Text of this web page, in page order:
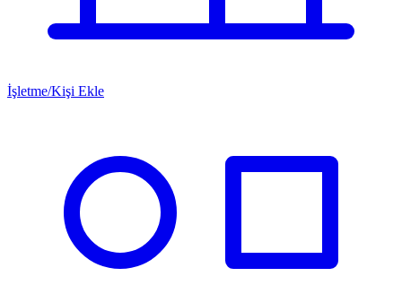
İşletme/Kişi Ekle